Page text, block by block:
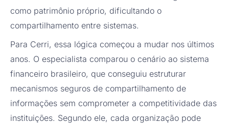
como patrimônio próprio, dificultando o
compartilhamento entre sistemas.
Para Cerri, essa lógica começou a mudar nos últimos
anos. O especialista comparou o cenário ao sistema
financeiro brasileiro, que conseguiu estruturar
mecanismos seguros de compartilhamento de
informações sem comprometer a competitividade das
instituições. Segundo ele, cada organização pode